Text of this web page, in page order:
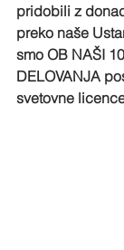
pridobili z
preko naše
smo OB NAŠI
DELOVANJA
svetovne